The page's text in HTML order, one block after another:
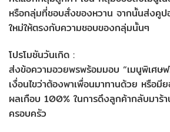
หรือกลุ่มที่ชอบสั่งของหวาน จากนั้นส่งคูป
ใหม่ให้ตรงกับความชอบของกลุ่มนั้นๆ
โปรโมชันวันเกิด :
ส่งข้อความอวยพรพร้อมมอบ “เมนูพิเศษฟ
เงื่อนไขว่าต้องพาเพื่อนมาทานด้วย หรือมี
ผลเกือบ 100% ในการดึงลูกค้ากลับมาร้
ครอบครัว